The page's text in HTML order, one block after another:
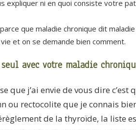
expliquer ni en quoi consiste votre
que maladie chronique dit
et on se demande bien comment.
seul avec votre maladie
que j’ai envie de vous dire
ou rectocolite que je connais
de la thyroïde, la liste